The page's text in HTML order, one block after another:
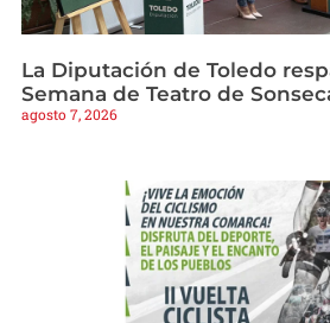
La Diputación de Toledo
Semana de Teatro de
agosto 7, 2026